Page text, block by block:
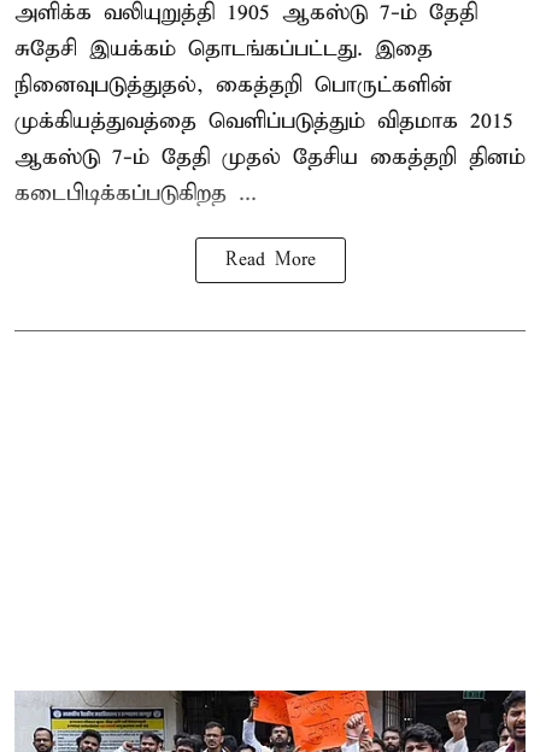
அளிக்க வலியுறுத்தி 1905 ஆகஸ்டு 7-ம் தேதி
சுதேசி இயக்கம் தொடங்கப்பட்டது. இதை
நினைவுபடுத்துதல், கைத்தறி பொருட்களின்
முக்கியத்துவத்தை வெளிப்படுத்தும் விதமாக 2015
ஆகஸ்டு 7-ம் தேதி முதல் தேசிய கைத்தறி தினம்
கடைபிடிக்கப்படுகிறத ...
Read More